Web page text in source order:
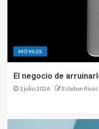
MÓVILES
El negocio de
1 julio 2026 Esteban Rivas